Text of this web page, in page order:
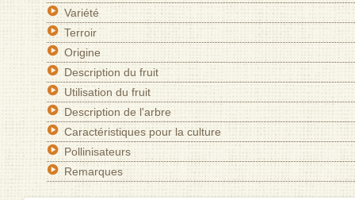
Variété
Terroir
Origine
Description du fruit
Utilisation du fruit
Description de l'arbre
Caractéristiques pour la culture
Pollinisateurs
Remarques